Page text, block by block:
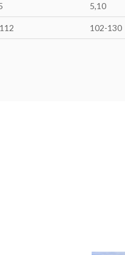
5,10
102-130